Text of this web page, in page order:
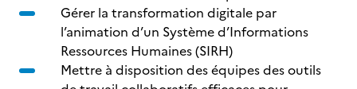
Gérer la transformation digitale par
l’animation d’un Système d’Informations
Ressources Humaines (SIRH)
Mettre à disposition des équipes des outils